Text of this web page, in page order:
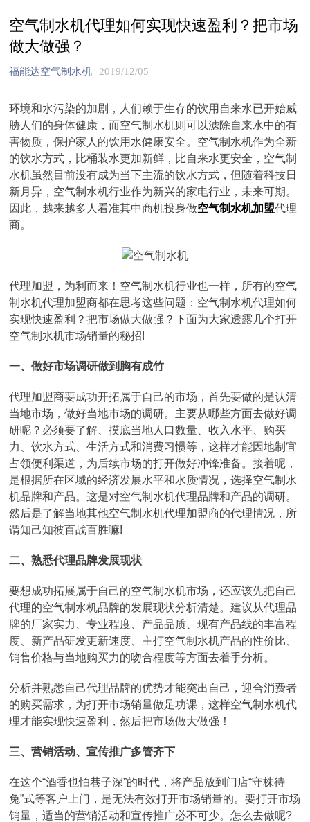
空气制水机代理如何实现快速盈利？把市场
做大做强？
福能达空气制水机 2019/12/05
环境和水污染的加剧，人们赖于生存的饮用自来水已开始威
胁人们的身体健康，而空气制水机则可以滤除自来水中的有
害物质，保护家人的饮用水健康安全。空气制水机作为全新
的饮水方式，比桶装水更加新鲜，比自来水更安全，空气制
水机虽然目前没有成为当下主流的饮水方式，但随着科技日
新月异，空气制水机行业作为新兴的家电行业，未来可期。
因此，越来越多人看准其中商机投身做空气制水机加盟代理
商。
代理加盟，为利而来！空气制水机行业也一样，所有的空气
制水机代理加盟商都在思考这些问题：空气制水机代理如何
实现快速盈利？把市场做大做强？下面为大家透露几个打开
空气制水机市场销量的秘招!
一、做好市场调研做到胸有成竹
代理加盟商要成功开拓属于自己的市场，首先要做的是认清
当地市场，做好当地市场的调研。主要从哪些方面去做好调
研呢？必须要了解、摸底当地人口数量、收入水平、购买
力、饮水方式、生活方式和消费习惯等，这样才能因地制宜
占领便利渠道，为后续市场的打开做好冲锋准备。接着呢，
是根据所在区域的经济发展水平和水质情况，选择空气制水
机品牌和产品。这是对空气制水机代理品牌和产品的调研。
然后是了解当地其他空气制水机代理加盟商的代理情况，所
谓知己知彼百战百胜嘛!
二、熟悉代理品牌发展现状
要想成功拓展属于自己的空气制水机市场，还应该先把自己
代理的空气制水机品牌的发展现状分析清楚。建议从代理品
牌的厂家实力、专业程度、产品品质、现有产品线的丰富程
度、新产品研发更新速度、主打空气制水机产品的性价比、
销售价格与当地购买力的吻合程度等方面去着手分析。
分析并熟悉自己代理品牌的优势才能突出自己，迎合消费者
的购买需求，为打开市场销量做足功课，这样空气制水机代
理才能实现快速盈利，然后把市场做大做强！
三、营销活动、宣传推广多管齐下
在这个“酒香也怕巷子深”的时代，将产品放到门店“守株待
兔”式等客户上门，是无法有效打开市场销量的。要打开市场
销量，适当的营销活动和宣传推广必不可少。怎么去做呢?